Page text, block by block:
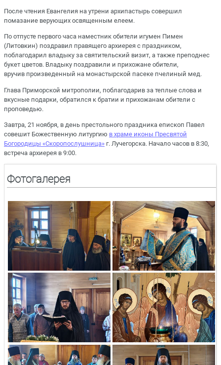
После чтения Евангелия на утрени архипастырь совершил
помазание верующих освященным елеем.
По отпусте первого часа наместник обители игумен Пимен
(Литовкин) поздравил правящего архиерея с праздником,
поблагодарил владыку за святительский визит, а также преподнес
букет цветов. Владыку поздравили и прихожане обители,
вручив произведенный на монастырской пасеке пчелиный мед.
Глава Приморской митрополии, поблагодарив за теплые слова и
вкусные подарки, обратился к братии и прихожанам обители с
проповедью.
Завтра, 21 ноября, в день престольного праздника епископ Павел
совешит Божественную литургию в храме иконы Пресвятой
Богородицы «Скоропослушница» г. Лучегорска. Начало часов в 8:30,
встреча архиерея в 9:00.
Фотогалерея